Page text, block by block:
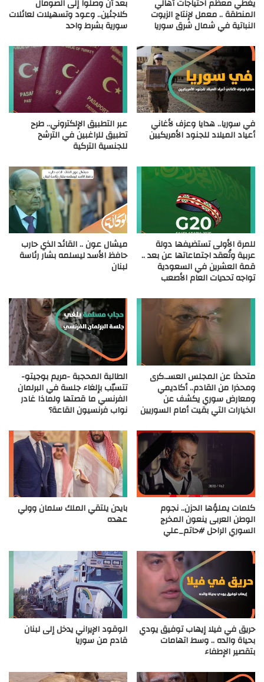
يغطي معظم احتياجات أهالي
المنطقة .. معمل لإنتاج الزيوت
النباتية في شمال شرق سوريا
بعد أن وصلوا إلى الصومال
كلاجئين.. وعود وتسهيلات لعائلات
سورية بشرط واحد
في سوريا.. هدايا وعزف لأغاني
أعياد الميلاد للجنود الأمريكيين
عبر التطبيق الإلكتروني.. طرح
تطبيق للراغبين في الترشح
للجنسية التركية
للمرة الأولى تستضيفها دولة
عربية وتُعقد اجتماعاتها عن بعد ..
قمة العشرين في السعودية
تواجه تحديات العام الأصعب
ميشال عون .. القائد الذي حارب
حافظ الأسد ليسلمه بشار رئاسة
لبنان
متحدثا عن المجلس العسـ.كرى
ومحذرا من القادم.. أكاديمي
ومعارض سوري يكشف عن
الخيارات التي بقيت أمام السوريين
الطالبة المحجبة -مريم بوجيتو-
تتسبّب بإلغاء جلسة في البرلمان
الفرنسي ما قصتها ولماذا غادر
نواب فرنسيون القاعة؟
كلمات يملؤها الحزن.. نجوم
الوطن العربى ينعون المخرج
السوري الراحل #حاتم_علي
بايدن يلتقي الملك سلمان وولي
عهده
حريق في فيلا إيهاب توفيق يودي
بحياة والده .. وسط اتهامات
بتقصير الإطفاء
الوقود الإيراني يدخل إلى لبنان
قادم من سوريا